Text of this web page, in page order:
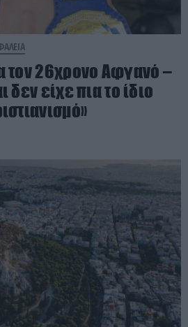
τον 26χρονο Αφγανό –
δεν είχε πια το ίδιο